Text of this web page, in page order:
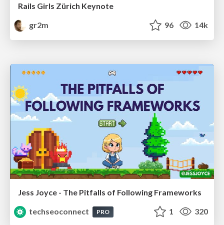
Rails Girls Zürich Keynote
gr2m
96 14k
Jess Joyce - The Pitfalls of Following Frameworks
techseoconnect
PRO 1 320